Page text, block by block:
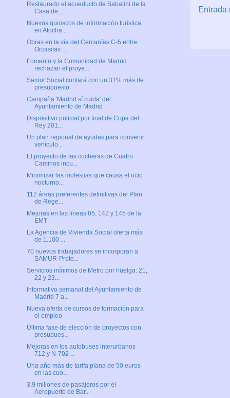
Entrada
Restaurado el acueducto de Sabatini de la
Casa de ...
Nuevos quioscos de información turística
en Atocha...
Obras en la vía del Cercanías C-5 entre
Orcasitas ...
Fomento y la Comunidad de Madrid
rechazan el proye...
Samur Social contará con un 31% más de
presupuesto
Campaña 'Madrid sí cuida' del
Ayuntamiento de Madrid
Dispositivo policial por final de Copa del
Rey 201...
Un plan regional de ayudas para convertir
vehículo...
El proyecto de las cocheras de Cuatro
Caminos incu...
Minimizar las molestias que causa el ocio
nocturno...
112 áreas preferentes definitivas del Plan
de Rege...
Mejoras en las líneas 85, 142 y 145 de la
EMT
La Agencia de Vivienda Social oferta más
de 1.100 ...
70 nuevos trabajadores se incorporan a
SAMUR-Prote...
Servicios mínimos de Metro por huelga: 21,
22 y 23...
Informativo semanal del Ayuntamiento de
Madrid 7 a...
Nueva oferta de cursos de formación para
el empleo
Última fase de elección de proyectos con
presupues...
Mejoras en los autobuses interurbanos
712 y N-702 ...
Una año más de tarifa plana de 50 euros
en las cuo...
3,9 millones de pasajeros por el
Aeropuerto de Bar...